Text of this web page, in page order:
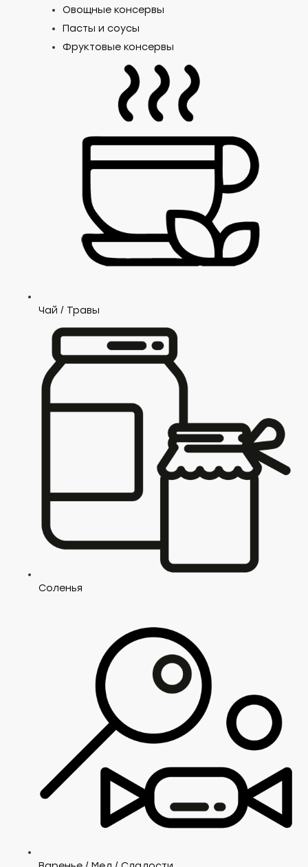
Овощные консервы
Пасты и соусы
Фруктовые консервы
Чай / Травы
Соленья